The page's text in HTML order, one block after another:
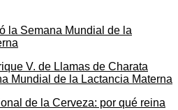
V. de Llamas de Charata
Mundial de la Lactancia Materna